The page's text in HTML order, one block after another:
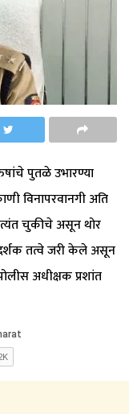
पुतळे उभारण्या
विनापरवानगी अति
चुकीचे असून थोर
तत्वे जरी केले असून
अधीक्षक प्रशांत